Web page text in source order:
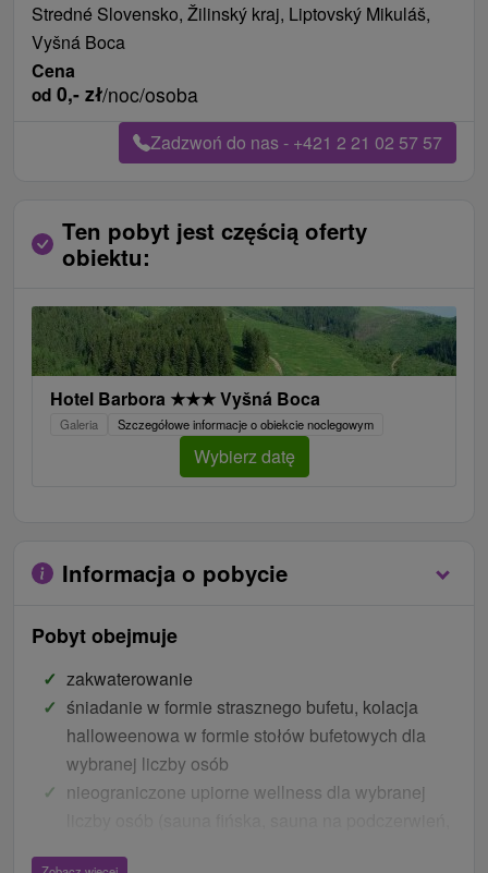
Stredné Slovensko, Žilinský kraj, Liptovský Mikuláš,
Vyšná Boca
Cena
od 0,- zł/noc/osoba
Zadzwoń do nas - +421 2 21 02 57 57
Ten pobyt jest częścią oferty
obiektu:
Hotel Barbora ★★★Vyšná Boca
Galeria Szczegółowe informacje o obiekcie noclegowym
Wybierz datę
Informacja o pobycie
Pobyt obejmuje
zakwaterowanie
śniadanie w formie strasznego bufetu, kolacja
halloweenowa w formie stołów bufetowych dla
wybranej liczby osób
nieograniczone upiorne wellness dla wybranej